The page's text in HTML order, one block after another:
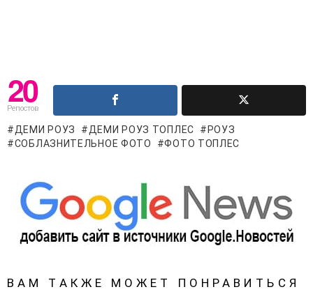
20
Репостов
ДЕМИ РОУЗ ДЕМИ РОУЗ ТОПЛЕС
РОУЗ
СОБЛАЗНИТЕЛЬНОЕ ФОТО
ФОТО ТОПЛЕС
ВАМ ТАКЖЕ МОЖЕТ ПОНРАВИТЬСЯ